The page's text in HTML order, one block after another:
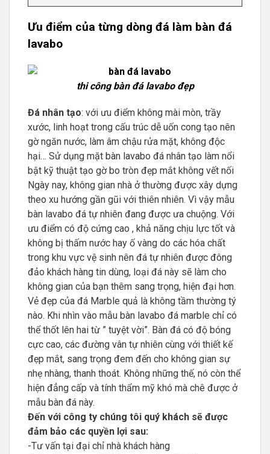
Ưu điểm của từng dòng đá làm bàn đá
lavabo
thi côngbàn đá lavabo đẹp
Đá nhân tạo: với ưu điểm không mài mòn, trầy
xước, linh hoạt trong cấu trúc dễ uốn cong tạo nên
gờ ngăn nước, làm âm chậu rửa mặt, không độc
hại… Sử dụng mặt bàn lavabo đá nhân tạo làm nổi
bật kỹ thuật tạo gờ bo tròn đẹp mắt không vết nối
Ngày nay, không gian nhà ở thường được xây dựng
theo xu hướng gần gũi với thiên nhiên. Vì vậy mẫu
bàn lavabo đá tự nhiên đang được ưa chuộng. Với
ưu điểm có độ cứng cao , khả năng chịu lực tốt và
không bị thấm nước hay ố vàng do các hóa chất
trong khu vực vệ sinh nên đá tự nhiên được đông
đảo khách hàng tin dùng, loại đá này sẽ làm cho
không gian của bạn thêm sang trọng, hiện đại hơn.
Vẻ đẹp của đá Marble quả là không tầm thường tý
nào. Khi nhìn vào mẫu bàn lavabo đá marble chỉ có
thể thốt lên hai từ ” tuyệt vời”. Bàn đá có độ bóng
cực cao, các đường vân tự nhiên cùng với thiết kế
đẹp mắt, sang trọng đem đến cho không gian sự
nhẹ nhàng, thanh thoát. Không những thế, nó còn thể
hiện đẳng cấp và tính thẩm mỹ khó mà chê được ở
mẫu bàn đá này.
Đến với công ty chúng tôi quý khách sẽ được
đảm bảo các quyền lợi sau:
-Tư vấn tại đại chỉ nhà khách hàng